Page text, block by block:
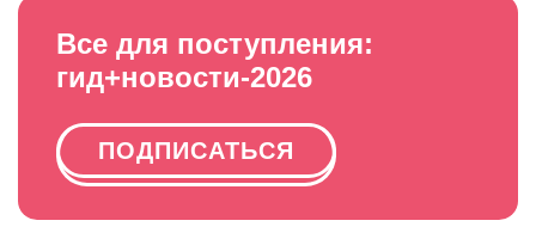
Все для поступления:
гид+новости-2026
ПОДПИСАТЬСЯ